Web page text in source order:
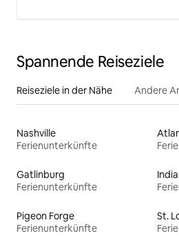
Spannende Reiseziele
Reiseziele in der Nähe Andere
Nashville
Ferienunterkünfte
Gatlinburg
Ferienunterkünfte
Pigeon Forge
Ferienunterkünfte
St.